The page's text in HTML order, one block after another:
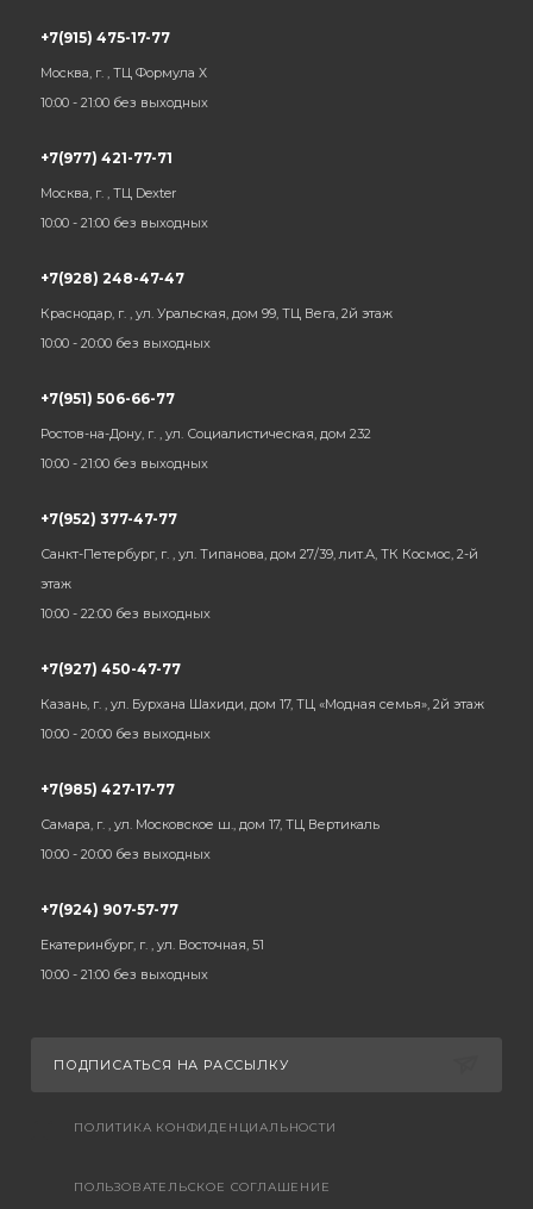
+7(915) 475-17-77
Москва, г. , ТЦ Формула Х
10:00 - 21:00 без выходных
+7(977) 421-77-71
Москва, г. , ТЦ Dexter
10:00 - 21:00 без выходных
+7(928) 248-47-47
Краснодар, г. , ул. Уральская, дом 99, ТЦ Вега, 2й этаж
10:00 - 20:00 без выходных
+7(951) 506-66-77
Ростов-на-Дону, г. , ул. Социалистическая, дом 232
10:00 - 21:00 без выходных
+7(952) 377-47-77
Санкт-Петербург, г. , ул. Типанова, дом 27/39, лит.А, ТК Космос, 2-й
этаж
10:00 - 22:00 без выходных
+7(927) 450-47-77
Казань, г. , ул. Бурхана Шахиди, дом 17, ТЦ «Модная семья», 2й этаж
10:00 - 20:00 без выходных
+7(985) 427-17-77
Самара, г. , ул. Московское ш., дом 17, ТЦ Вертикаль
10:00 - 20:00 без выходных
+7(924) 907-57-77
Екатеринбург, г. , ул. Восточная, 51
10:00 - 21:00 без выходных
ПОДПИСАТЬСЯ НА РАССЫЛКУ
ПОЛИТИКА КОНФИДЕНЦИАЛЬНОСТИ
ПОЛЬЗОВАТЕЛЬСКОЕ СОГЛАШЕНИЕ